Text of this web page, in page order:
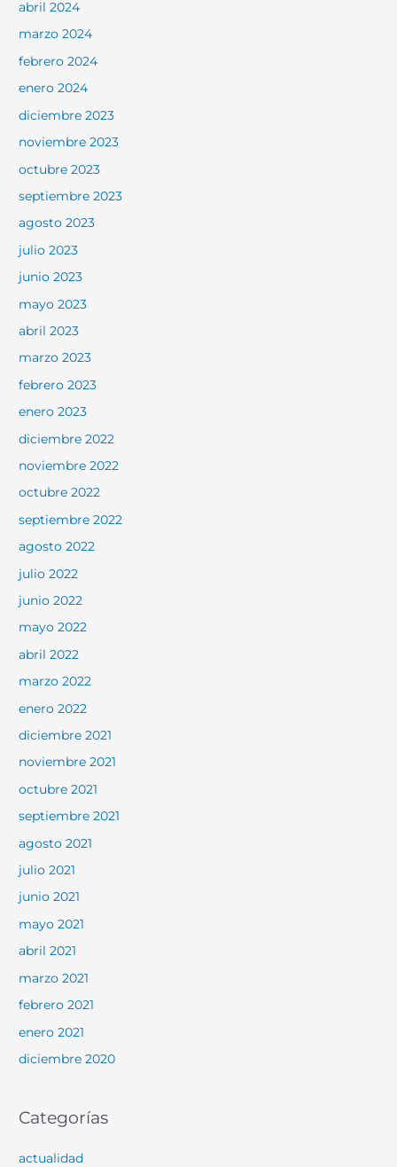
abril 2024
marzo 2024
febrero 2024
enero 2024
diciembre 2023
noviembre 2023
octubre 2023
septiembre 2023
agosto 2023
julio 2023
junio 2023
mayo 2023
abril 2023
marzo 2023
febrero 2023
enero 2023
diciembre 2022
noviembre 2022
octubre 2022
septiembre 2022
agosto 2022
julio 2022
junio 2022
mayo 2022
abril 2022
marzo 2022
enero 2022
diciembre 2021
noviembre 2021
octubre 2021
septiembre 2021
agosto 2021
julio 2021
junio 2021
mayo 2021
abril 2021
marzo 2021
febrero 2021
enero 2021
diciembre 2020
Categorías
actualidad